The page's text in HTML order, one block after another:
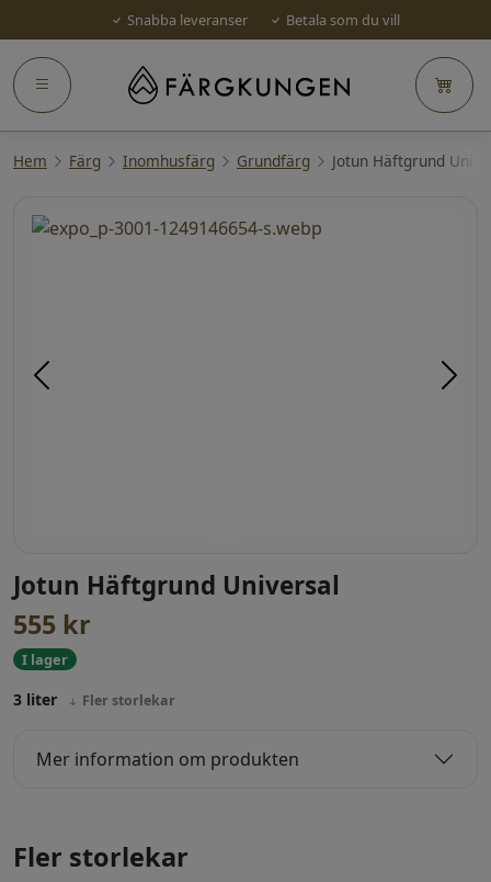
Snabba leveranser Betala som du vill
Hem Färg Inomhusfärg Grundfärg Jotun Häftgrund
Föregående
Jotun Häftgrund Universal
555 kr
I lager
3 liter Fler storlekar
Mer information om produkten
Fler storlekar